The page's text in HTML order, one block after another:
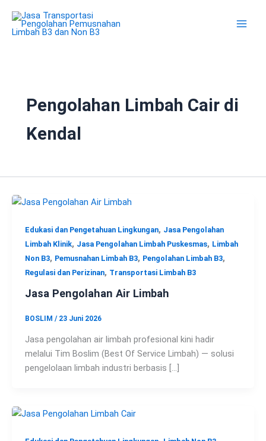
konten
Pengolahan Limbah Cair di
Kendal
Edukasi dan Pengetahuan Lingkungan, Jasa Pengolahan
Limbah Klinik, Jasa Pengolahan Limbah Puskesmas, Limbah
Non B3, Pemusnahan Limbah B3, Pengolahan Limbah B3,
Regulasi dan Perizinan, Transportasi Limbah B3
Jasa Pengolahan Air Limbah
BOSLIM / 23 Juni 2026
Jasa pengolahan air limbah profesional kini hadir
melalui Tim Boslim (Best Of Service Limbah) — solusi
pengelolaan limbah industri berbasis […]